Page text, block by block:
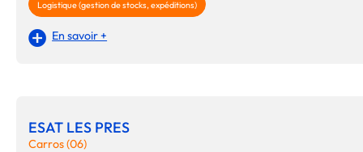
Logistique (gestion de stocks, expéditions)
En savoir +
ESAT LES PRES
Carros (06)